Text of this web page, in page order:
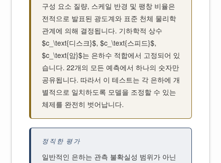
구성 요소 질량, 스케일 반경 및 팽창 비율은
전적으로 발표된 광도계와 표준 천체 물리학
관계에 의해 결정됩니다. 기하학적 상수
$c_\text{디스크}$, $c_\text{스피드}$,
$c_\text{암}$는 은하수 적합에서 고정되어 있
습니다. 22개의 모든 예측에서 하나의 숫자만
공유됩니다. 따라서 이 테스트는 각 은하에 개
별적으로 일치하도록 모델을 조정할 수 있는
체제를 완전히 벗어납니다.
정직한 평가
일반적인 은하는 관측 불확실성 범위가 아닌